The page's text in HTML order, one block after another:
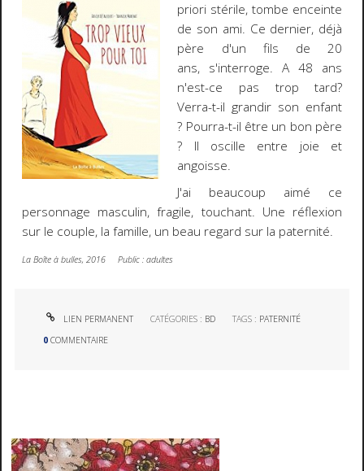
priori stérile, tombe enceinte
de son ami. Ce dernier, déjà
père d'un fils de 20
ans, s'interroge. A 48 ans
n'est-ce pas trop tard?
Verra-t-il grandir son enfant
? Pourra-t-il être un bon père
? Il oscille entre joie et
angoisse.
J'ai beaucoup aimé ce
personnage masculin, fragile, touchant. Une réflexion
sur le couple, la famille, un beau regard sur la paternité.
La Boîte à bulles, 2016 Public : adultes
LIEN PERMANENT CATÉGORIES : BD TAGS : PATERNITÉ
0 COMMENTAIRE